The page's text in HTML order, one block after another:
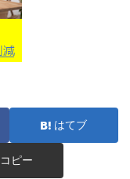
はてブ
コピー